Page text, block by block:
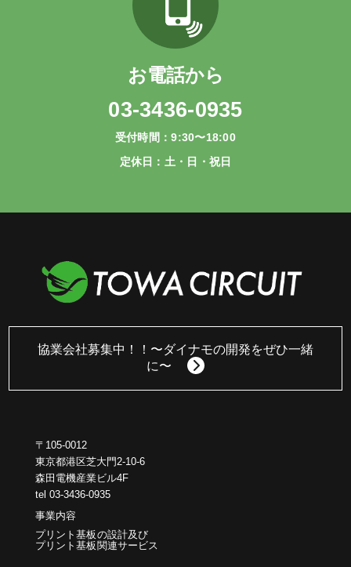
お電話から
03-3436-0935
受付時間：9:30〜18:00
定休日：土・日・祝日
協業会社募集中！！ 〜ダイナモの開発をぜひ一緒
に〜
〒105-0012
東京都港区芝大門2-10-6
森田電機産業ビル4F
tel 03-3436-0935
事業内容
プリント基板の設計及び
プリント基板関連サービス